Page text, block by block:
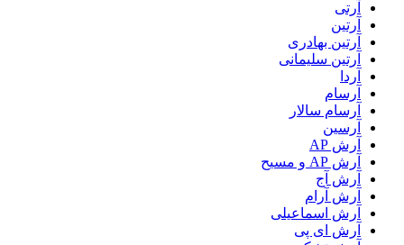
آرتی
آرتین
آرتین بهادری
آرتین سلیمانی
آردا
آرسام
آرسام سالار
آرسین
آرش AP
آرش AP و مسیح
آرش آج
آرش آرام
آرش اسماعیلی
آرش ای پی